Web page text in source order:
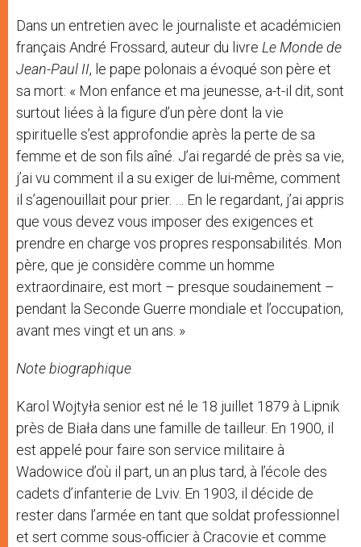
Dans un entretien avec le journaliste et académicien
français André Frossard, auteur du livre Le Monde de
Jean-Paul II, le pape polonais a évoqué son père et
sa mort: « Mon enfance et ma jeunesse, a-t-il dit, sont
surtout liées à la figure d’un père dont la vie
spirituelle s’est approfondie après la perte de sa
femme et de son fils aîné. J’ai regardé de près sa vie,
j’ai vu comment il a su exiger de lui-même, comment
il s’agenouillait pour prier. … En le regardant, j’ai appris
que vous devez vous imposer des exigences et
prendre en charge vos propres responsabilités. Mon
père, que je considère comme un homme
extraordinaire, est mort – presque soudainement –
pendant la Seconde Guerre mondiale et l’occupation,
avant mes vingt et un ans. »
Note biographique
Karol Wojtyła senior est né le 18 juillet 1879 à Lipnik
près de Biała dans une famille de tailleur. En 1900, il
est appelé pour faire son service militaire à
Wadowice d’où il part, un an plus tard, à l’école des
cadets d’infanterie de Lviv. En 1903, il décide de
rester dans l’armée en tant que soldat professionnel
et sert comme sous-officier à Cracovie et comme